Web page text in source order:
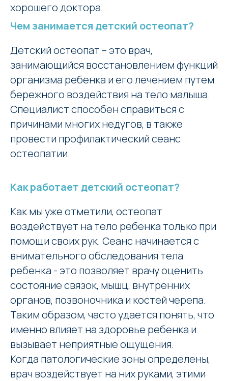
хорошего доктора.
Чем занимается детский остеопат?
Детский остеопат – это врач,
занимающийся восстановлением функций
организма ребенка и его лечением путем
бережного воздействия на тело малыша.
Специалист способен справиться с
причинами многих недугов, в также
провести профилактический сеанс
остеопатии.
Как работает детский остеопат?
Как мы уже отметили, остеопат
воздействует на тело ребенка только при
помощи своих рук. Сеанс начинается с
внимательного обследования тела
ребенка - это позволяет врачу оценить
состояние связок, мышц, внутренних
органов, позвоночника и костей черепа.
Таким образом, часто удается понять, что
именно влияет на здоровье ребенка и
вызывает неприятные ощущения.
Когда патологические зоны определены,
врач воздействует на них руками, этими